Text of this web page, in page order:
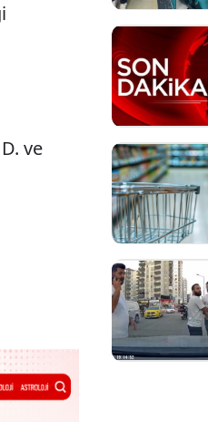
ve